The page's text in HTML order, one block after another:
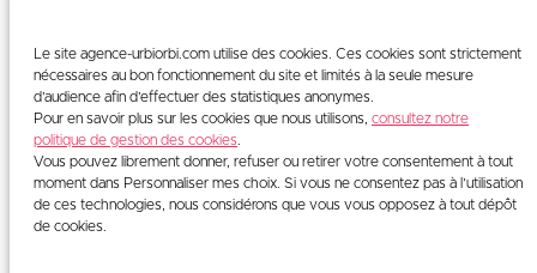
Le site agence-urbiorbi.com utilise des cookies. Ces cookies sont strictement
nécessaires au bon fonctionnement du site et limités à la seule mesure
d’audience afin d’effectuer des statistiques anonymes.
Pour en savoir plus sur les cookies que nous utilisons, consultez notre
politique de gestion des cookies
Vous pouvez librement donner, refuser ou retirer votre consentement à tout
moment dans Personnaliser mes choix. Si vous ne consentez pas à l’utilisation
de ces technologies, nous considérons que vous vous opposez à tout dépôt
de cookies.
Brochure
Agrivoltaïsme